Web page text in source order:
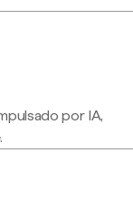
por IA,